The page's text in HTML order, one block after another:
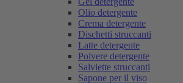
Olio detergente
Crema detergente
Dischetti struccanti
Latte detergente
Polvere detergente
Salviette struccanti
Sapone per il viso